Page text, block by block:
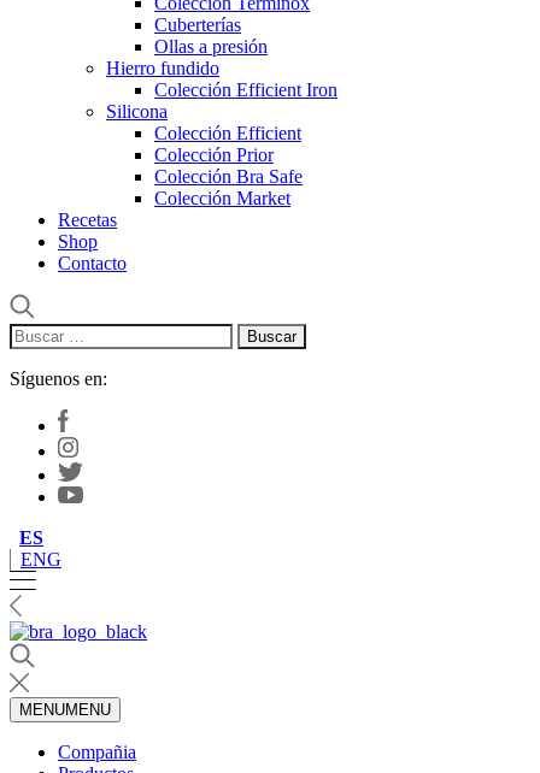
Cuberterías
Ollas a presión
Hierro fundido
Colección Efficient Iron
Silicona
Colección Efficient
Colección Prior
Colección Bra Safe
Colección Market
Recetas
Shop
Contacto
Buscar:
Síguenos en:
ES
ENG
MENUMENU
Compañia